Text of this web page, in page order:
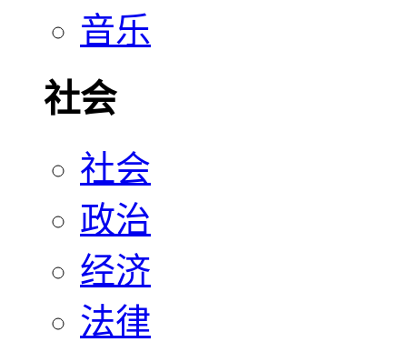
音乐
社会
社会
政治
经济
法律